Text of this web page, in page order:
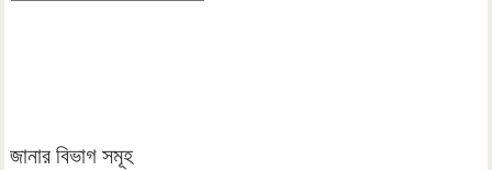
জানার বিভাগ সমূহ